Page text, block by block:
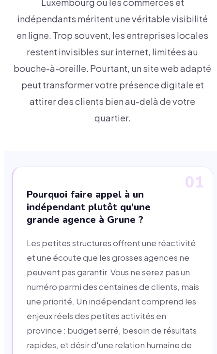
Luxembourg où les commerces et
indépendants méritent une véritable visibilité
en ligne. Trop souvent, les entreprises locales
restent invisibles sur internet, limitées au
bouche-à-oreille. Pourtant, un site web adapté
peut transformer votre présence digitale et
attirer des clients bien au-delà de votre
quartier.
01
Pourquoi faire appel à un
indépendant plutôt qu'une
grande agence à Grune ?
Les petites structures offrent une réactivité
et une écoute que les grosses agences ne
peuvent pas garantir. Vous ne serez pas un
numéro parmi des centaines de clients, mais
une priorité. Un indépendant comprend les
enjeux réels des petites activités en
province : budget serré, besoin de résultats
rapides, et désir d'une relation humaine de